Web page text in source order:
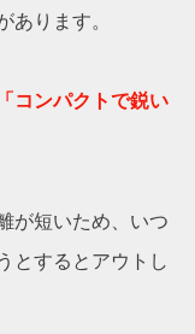
あります。
「コンパクトで鋭い
が短いため、いつ
とするとアウトし